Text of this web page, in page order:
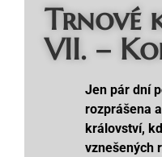
Trnové
VII. –
Jen pár dní
rozprášena
království,
vznešených